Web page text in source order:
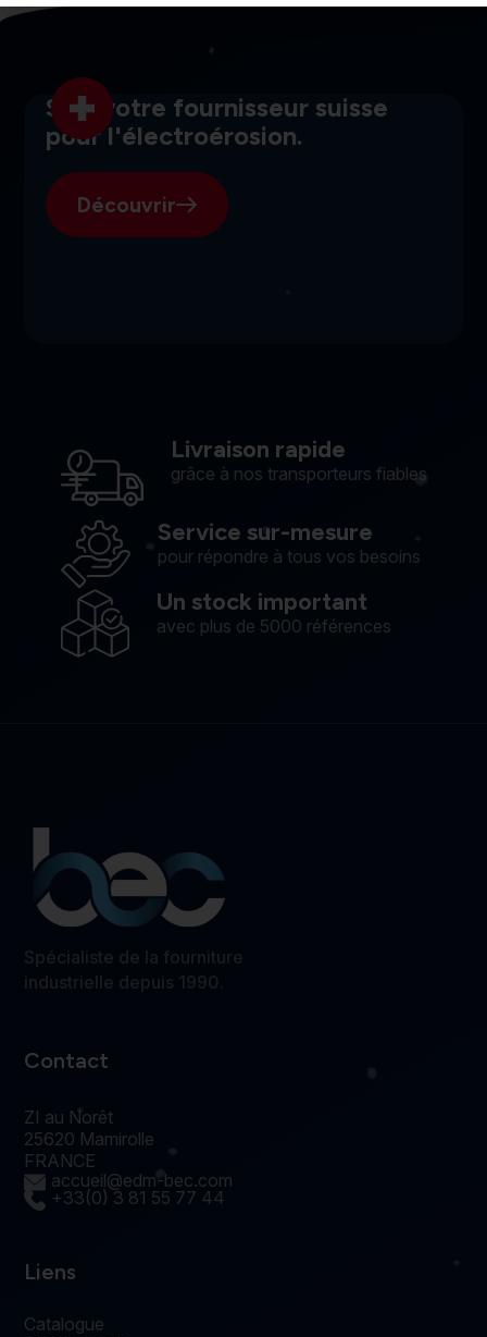
SGI, votre fournisseur suisse
pour l'électroérosion.
Découvrir
Livraison rapide
grâce à nos transporteurs fiables
Service sur-mesure
pour répondre à tous vos besoins
Un stock important
avec plus de 5000 références
Spécialiste de la fourniture
industrielle depuis 1990.
Contact
ZI au Norêt
25620 Mamirolle
FRANCE
accueil@edm-bec.com
+33(0) 3 81 55 77 44
Liens
Catalogue